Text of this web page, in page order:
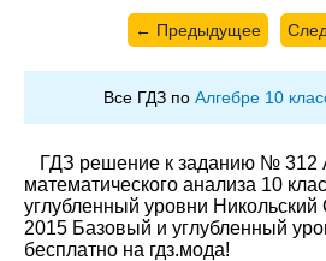
← Предыдущее
Все ГДЗ по Алгебре 10
ГДЗ решение к заданию № 312
математического анализа 10
углубленный уровни
2015 Базовый и углубленный
бесплатно на гдз.мода!